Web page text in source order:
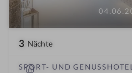
3 Nächte
SPORT- UND
W